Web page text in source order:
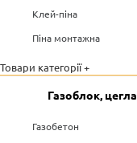
Клей-піна
Піна монтажна
Товари категорії +
Газоблок, цегла
Газобетон